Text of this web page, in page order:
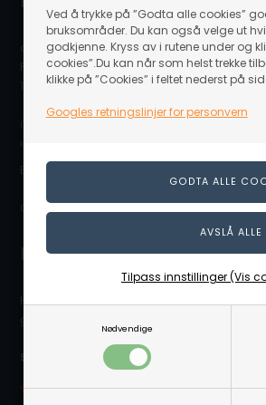
Ved å trykke på ”Godta alle cookies”
bruksområder. Du kan også velge ut
godkjenne. Kryss av i rutene under og
cookies”.Du kan når som helst trekke
klikke på ”Cookies” i feltet nederst på
Googles retningslinjer for personvern
Nødvendige
Tilpass innstillinger (Vis
c/o Scanvisio AS
Postboks 80
1917 Ytre Enebakk
(Ovennevnte adresse er en postboksadresse. Det er ikke
utstillingslokale/butikk på adressen eller mulighet for å
E-post: info@linaa.no
Organisasjonsnummer: 929 480 848
Kontakt kundeservice
Hvis du trenger hjelpe eller har spørgsmål så
gjerne. Send e-post til info@linaa.no
Sikker betaling på nett: